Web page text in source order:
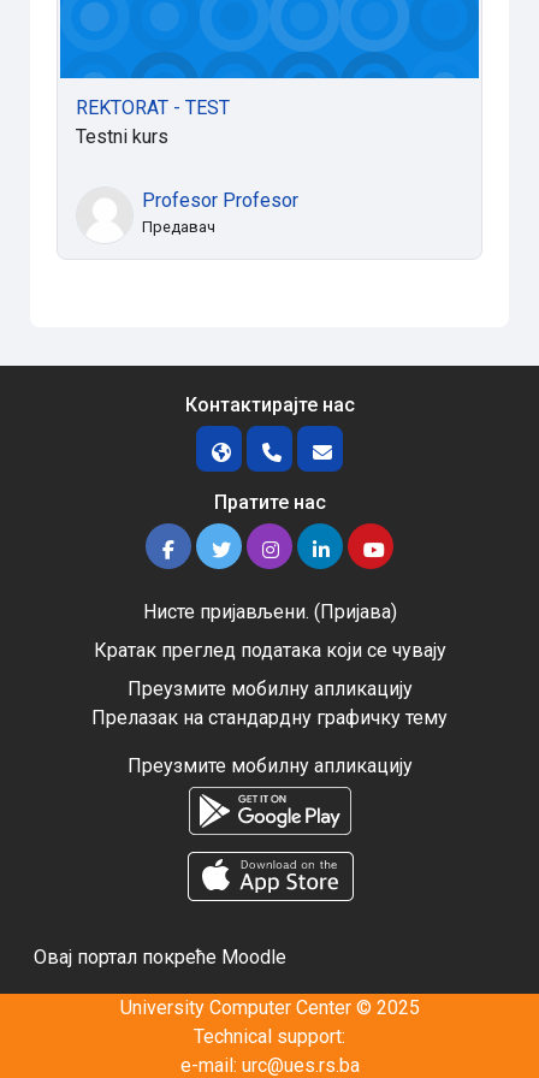
REKTORAT - TEST
Testni kurs
Profesor Profesor
Предавач
Контактирајте нас
Пратите нас
Нисте пријављени. ( Пријава)
Кратак преглед података који се чувају
Преузмите мобилну апликацију
Прелазак на стандардну графичку тему
Преузмите мобилну апликацију
Овај портал покреће Moodle
University Computer Center © 2025
Technical support:
e-mail: urc@ues.rs.ba